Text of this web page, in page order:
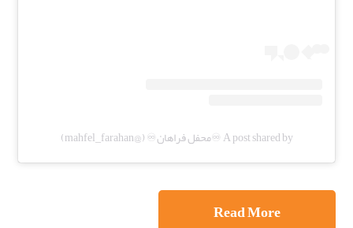
A post shared by ♾️محفل فراهان♾️ (@mahfel_farahan)
Read More